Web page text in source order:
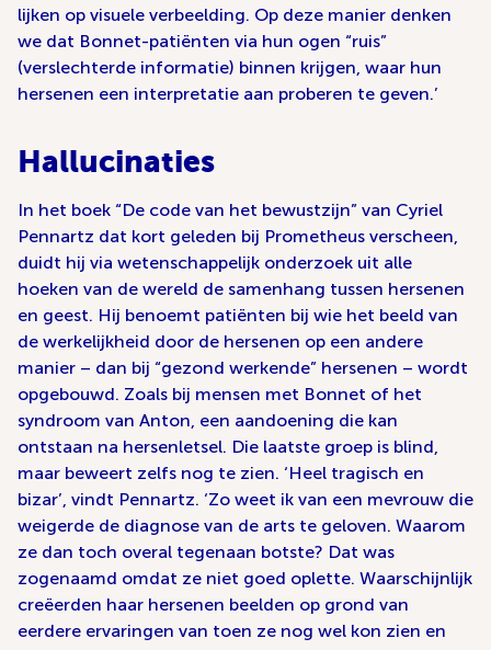
lijken op visuele verbeelding. Op deze manier denken
we dat Bonnet-patiënten via hun ogen “ruis”
(verslechterde informatie) binnen krijgen, waar hun
hersenen een interpretatie aan proberen te geven.’
Hallucinaties
In het boek “De code van het bewustzijn” van Cyriel
Pennartz dat kort geleden bij Prometheus verscheen,
duidt hij via wetenschappelijk onderzoek uit alle
hoeken van de wereld de samenhang tussen hersenen
en geest. Hij benoemt patiënten bij wie het beeld van
de werkelijkheid door de hersenen op een andere
manier – dan bij “gezond werkende” hersenen – wordt
opgebouwd. Zoals bij mensen met Bonnet of het
syndroom van Anton, een aandoening die kan
ontstaan na hersenletsel. Die laatste groep is blind,
maar beweert zelfs nog te zien. ‘Heel tragisch en
bizar’, vindt Pennartz. ‘Zo weet ik van een mevrouw die
weigerde de diagnose van de arts te geloven. Waarom
ze dan toch overal tegenaan botste? Dat was
zogenaamd omdat ze niet goed oplette. Waarschijnlijk
creëerden haar hersenen beelden op grond van
eerdere ervaringen van toen ze nog wel kon zien en